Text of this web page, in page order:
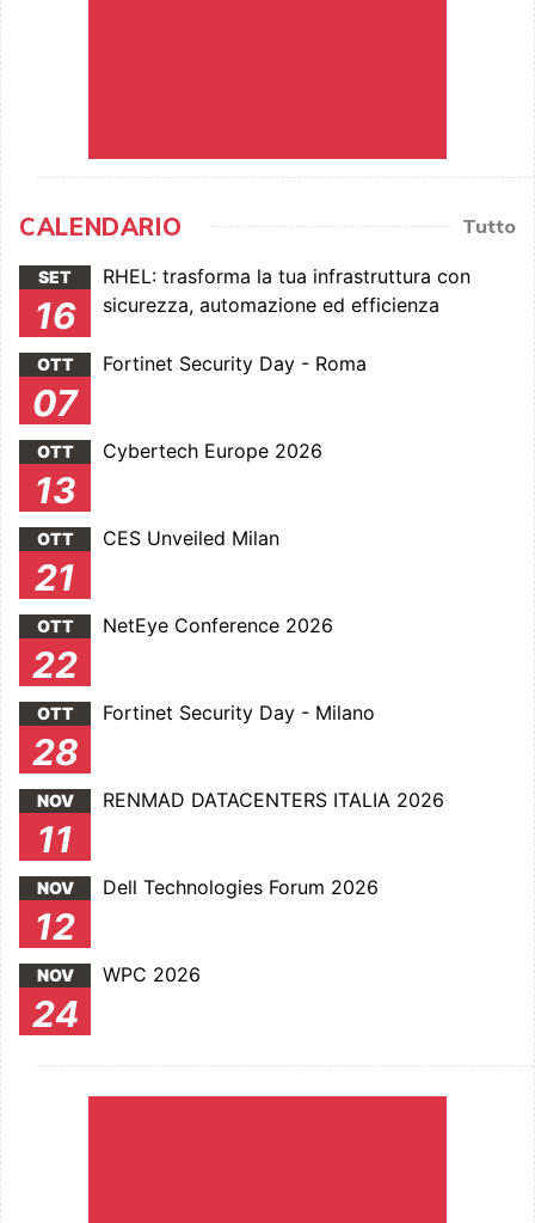
CALENDARIO Tutto
SET
16
RHEL: trasforma la tua infrastruttura con
sicurezza, automazione ed efficienza
OTT
07
Fortinet Security Day - Roma
OTT
13
Cybertech Europe 2026
OTT
21
CES Unveiled Milan
OTT
22
NetEye Conference 2026
OTT
28
Fortinet Security Day - Milano
NOV
11
RENMAD DATACENTERS ITALIA 2026
NOV
12
Dell Technologies Forum 2026
NOV
24
WPC 2026